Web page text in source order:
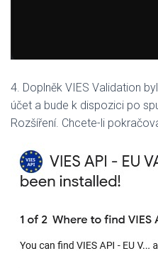
4. Doplněk VIES Validation
účet a bude k dispozici po
Rozšíření. Chcete-li